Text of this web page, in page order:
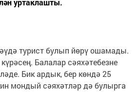
уртаклашты.
турист булып йөрү ошамады.
Балалар сәяхәтебезне
Бик ардык, бер көндә 25
мондый сәяхәтләр дә булырга